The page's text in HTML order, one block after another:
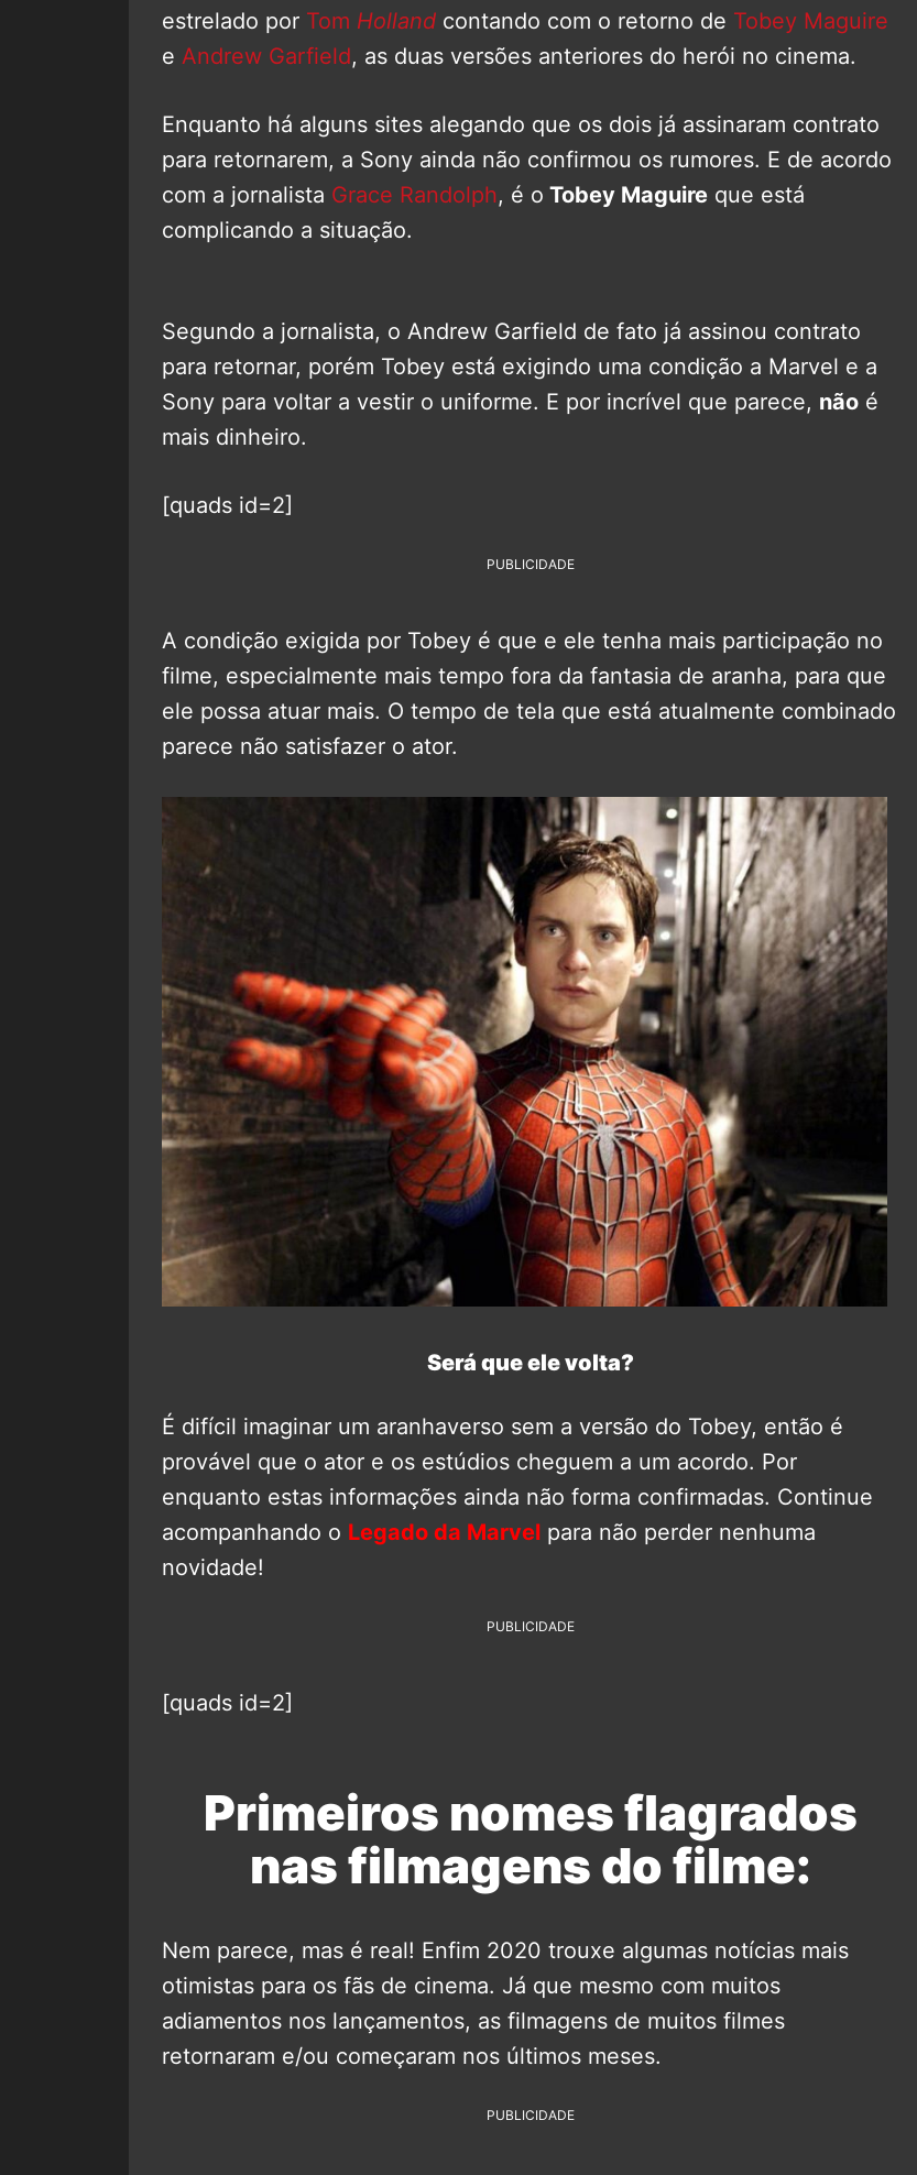
estrelado por Tom Holland contando com o retorno de Tobey Maguire
e Andrew Garfield, as duas versões anteriores do herói no cinema.
Enquanto há alguns sites alegando que os dois já assinaram contrato
para retornarem, a Sony ainda não confirmou os rumores. E de acordo
com a jornalista Grace Randolph, é o Tobey Maguire que está
complicando a situação.
Segundo a jornalista, o Andrew Garfield de fato já assinou contrato
para retornar, porém Tobey está exigindo uma condição a Marvel e a
Sony para voltar a vestir o uniforme. E por incrível que parece, não é
mais dinheiro.
[quads id=2]
PUBLICIDADE
A condição exigida por Tobey é que e ele tenha mais participação no
filme, especialmente mais tempo fora da fantasia de aranha, para que
ele possa atuar mais. O tempo de tela que está atualmente combinado
parece não satisfazer o ator.
Será que ele volta?
É difícil imaginar um aranhaverso sem a versão do Tobey, então é
provável que o ator e os estúdios cheguem a um acordo. Por
enquanto estas informações ainda não forma confirmadas. Continue
acompanhando o Legado da Marvel para não perder nenhuma
novidade!
PUBLICIDADE
[quads id=2]
Primeiros nomes flagrados
nas filmagens do filme:
Nem parece, mas é real! Enfim 2020 trouxe algumas notícias mais
otimistas para os fãs de cinema. Já que mesmo com muitos
adiamentos nos lançamentos, as filmagens de muitos filmes
retornaram e/ou começaram nos últimos meses.
PUBLICIDADE